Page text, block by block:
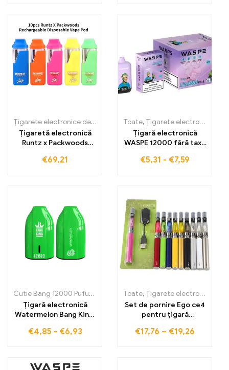
electronică de unică
folosință
Țigarete electronice de unică folosință ,Țigarete electronice de
Țigaretă electronică
Runtz x Packwoods
țigaretă electronică
€69,21
Toate, Țigarete electronice de unică folosință
Țigară electronică
WASPE 12000 fără taxe
pufuri, GRAPE ICE, lichid
€5,31 - €7,59
Cutie Bang 12000 Pufuri, Țigarete electronice de unică folosință
Țigară electronică
Watermelon Bang King,
12000 de pufuri
€4,85 - €6,93
Toate, Țigarete electronice de unică folosință
Set de pornire Ego ce4
pentru țigară
€17,76 – €19,26